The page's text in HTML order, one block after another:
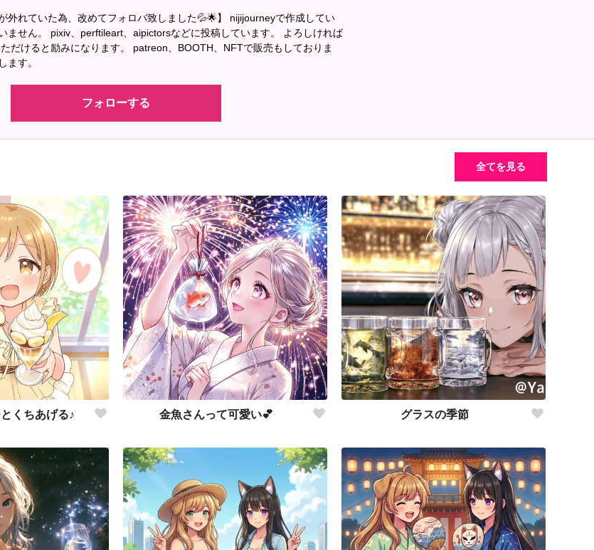
外れていた為、改めてフォロバ致しました💦🌟】 nijijourneyで作成してい
ません。 pixiv、perftileart、aipictorsなどに投稿しています。 よろしければ
だけると励みになります。 patreon、BOOTH、NFTで販売もしておりま
ます。
フォローする
全てを見る
くちあげる♪ 金魚さんって可愛い💕 グラスの季節